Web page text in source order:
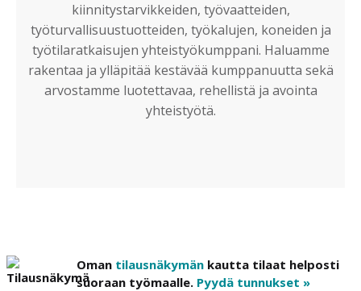
kiinnitystarvikkeiden, työvaatteiden,
työturvallisuustuotteiden, työkalujen, koneiden ja
työtilaratkaisujen yhteistyökumppani. Haluamme
rakentaa ja ylläpitää kestävää kumppanuutta sekä
arvostamme luotettavaa, rehellistä ja avointa
yhteistyötä.
Oman tilausnäkymän kautta tilaat helposti
suoraan työmaalle. Pyydä tunnukset »